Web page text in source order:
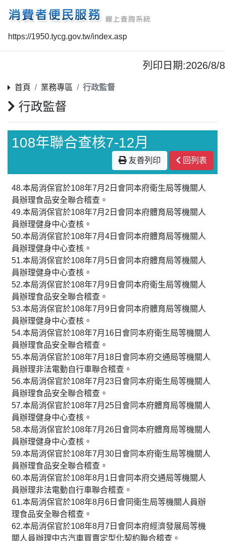
https://1950.tycg.gov.tw/index.asp
列印日期:2026/8/8
首頁 業務專區 行政監督
行政監督
108年聯合查核7-12月
友善列印 回列表
48.本局消保官於108年7月2日會同本府衛生局等機關人
員辦理食品安全聯合稽查。
49.本局消保官於108年7月2日會同本府體育局等機關人
員辦理健身中心查核。
50.本局消保官於108年7月4日會同本府體育局等機關人
員辦理健身中心查核。
51.本局消保官於108年7月5日會同本府體育局等機關人
員辦理健身中心查核。
52.本局消保官於108年7月9日會同本府衛生局等機關人
員辦理食品安全聯合稽查。
53.本局消保官於108年7月9日會同本府體育局等機關人
員辦理健身中心查核。
54.本局消保官於108年7月16日會同本府衛生局等機關人
員辦理食品安全聯合稽查。
55.本局消保官於108年7月18日會同本府交通局等機關人
員辦理非法電動自行車聯合稽查。
56.本局消保官於108年7月23日會同本府衛生局等機關人
員辦理食品安全聯合稽查。
57.本局消保官於108年7月25日會同本府體育局等機關人
員辦理健身中心查核。
58.本局消保官於108年7月26日會同本府體育局等機關人
員辦理健身中心查核。
59.本局消保官於108年7月30日會同本府衛生局等機關人
員辦理食品安全聯合稽查。
60.本局消保官於108年8月1日會同本府交通局等機關人
員辦理非法電動自行車聯合稽查。
61.本局消保官於108年8月6日會同衛生局等機關人員辦
理食品安全聯合稽查。
62.本局消保官於108年8月7日會同本府經濟發展局等機
關人員辦理中古汽車買賣定型化契約聯合稽查。